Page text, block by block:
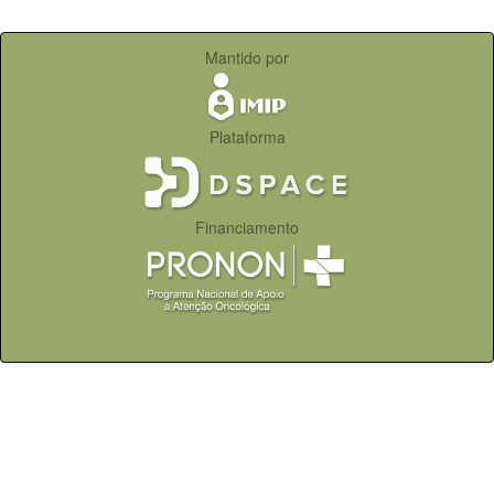
Mantido por
Plataforma
Financiamento